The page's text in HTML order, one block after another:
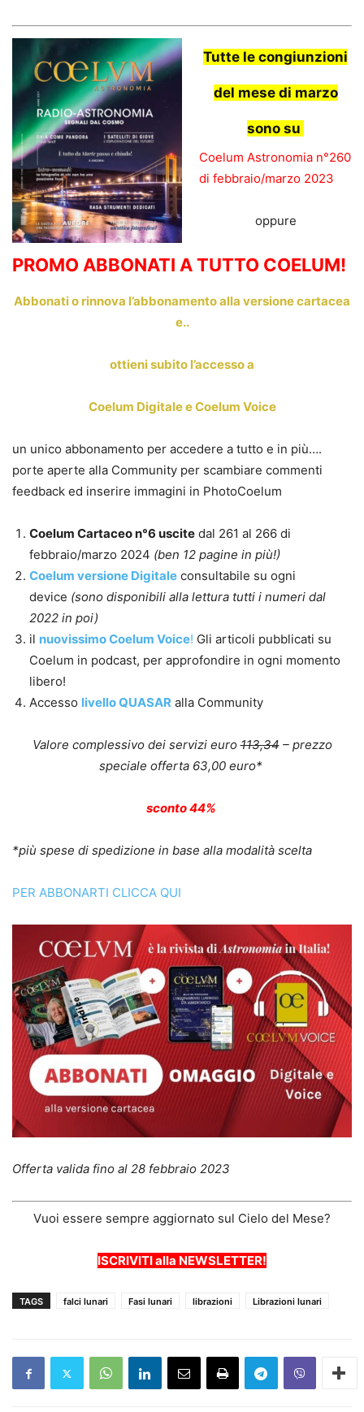
Tutte le congiunzioni
del mese di marzo
sono su
Coelum Astronomia n°260
di febbraio/marzo 2023
oppure
PROMO ABBONATI A TUTTO COELUM!
Abbonati o rinnova l’abbonamento alla versione cartacea
e..
ottieni subito l’accesso a
Coelum Digitale e Coelum Voice
un unico abbonamento per accedere a tutto e in più….
porte aperte alla Community per scambiare commenti
feedback ed inserire immagini in PhotoCoelum
Coelum Cartaceo n°6 uscite dal 261 al 266 di
febbraio/marzo 2024 (ben 12 pagine in più!)
Coelum versione Digitale consultabile su ogni
device (sono disponibili alla lettura tutti i numeri dal
2022 in poi)
il nuovissimo Coelum Voice! Gli articoli pubblicati su
Coelum in podcast, per approfondire in ogni momento
libero!
Accesso livello QUASAR alla Community
Valore complessivo dei servizi euro113,34– prezzo
speciale offerta 63,00 euro*
sconto 44%
*più spese di spedizione in base alla modalità scelta
PER ABBONARTI CLICCA QUI
Offerta valida fino al 28 febbraio 2023
Vuoi essere sempre aggiornato sul Cielo del Mese?
ISCRIVITI alla NEWSLETTER!
TAGS falci lunari Fasi lunari librazioni Librazioni lunari